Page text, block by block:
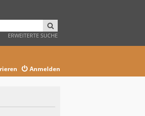
ERWEITERTE SUCHE
Anmelden